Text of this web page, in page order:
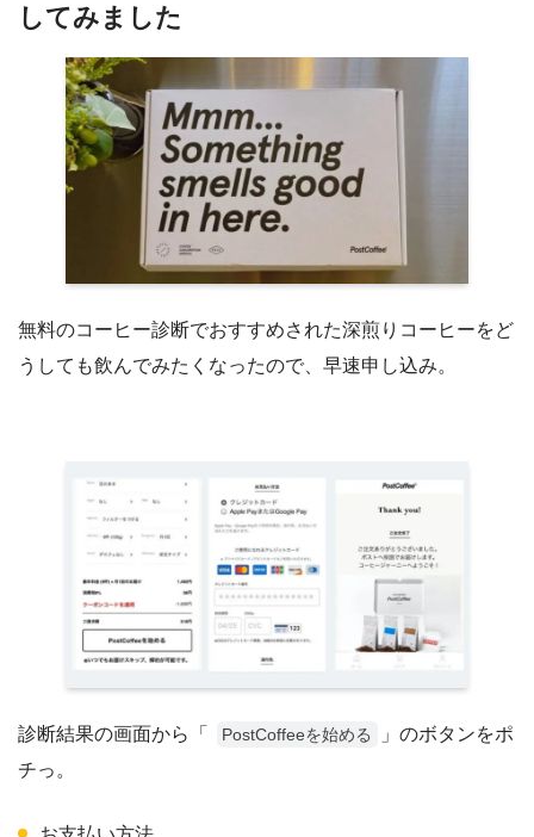
してみました
無料のコーヒー診断でおすすめされた深煎りコーヒーをど
うしても飲んでみたくなったので、早速申し込み。
診断結果の画面から「 PostCoffeeを始める
」のボタンをポ
チっ。